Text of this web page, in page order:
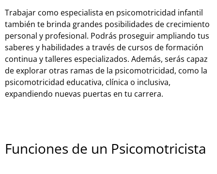
Trabajar como especialista en psicomotricidad infantil
también te brinda grandes posibilidades de crecimiento
personal y profesional. Podrás proseguir ampliando tus
saberes y habilidades a través de cursos de formación
continua y talleres especializados. Además, serás capaz
de explorar otras ramas de la psicomotricidad, como la
psicomotricidad educativa, clínica o inclusiva,
expandiendo nuevas puertas en tu carrera.
Funciones de un Psicomotricista